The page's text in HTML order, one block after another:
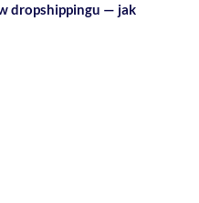
dropshippingu — jak